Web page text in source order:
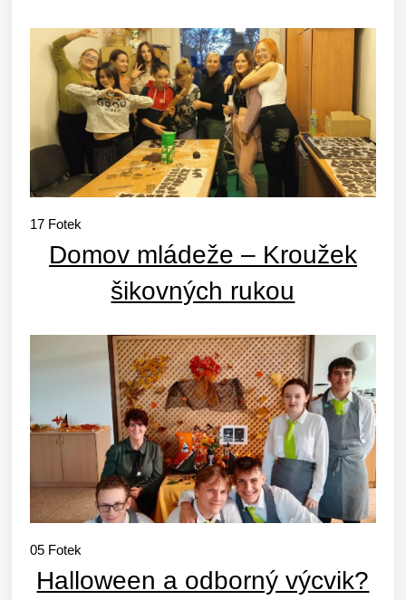
17 Fotek
Domov mládeže – Kroužek
šikovných rukou
05 Fotek
Halloween a odborný výcvik?